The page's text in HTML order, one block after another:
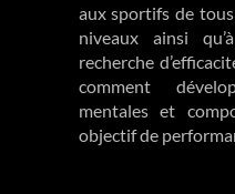
aux sportifs de
niveaux ainsi
recherche
comment
mentales et
objectif de